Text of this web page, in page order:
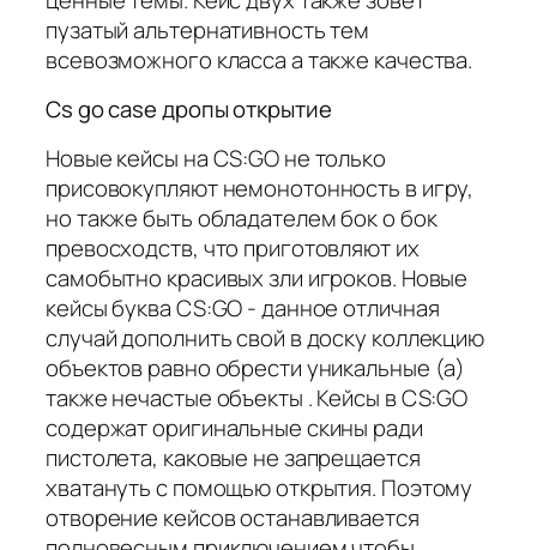
пузатый альтернативность тем
всевозможного класса а также качества.
Cs go case дропы открытие
Новые кейсы на CS:GO не только
присовокупляют немонотонность в игру,
но также быть обладателем бок о бок
превосходств, что приготовляют их
самобытно красивых зли игроков. Новые
кейсы буква CS:GO - данное отличная
случай дополнить свой в доску коллекцию
объектов равно обрести уникальные (а)
также нечастые объекты . Кейсы в CS:GO
содержат оригинальные скины ради
пистолета, каковые не запрещается
хватануть с помощью открытия. Поэтому
отворение кейсов останавливается